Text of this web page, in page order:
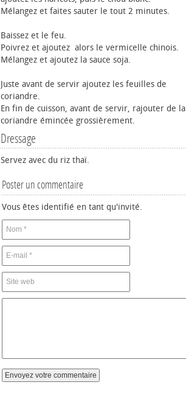
Mélangez et faites sauter le tout 2 minutes.
Baissez et le feu.
Poivrez et ajoutez alors le vermicelle chinois.
Mélangez et ajoutez la sauce soja.
Juste avant de servir ajoutez les feuilles de
coriandre.
En fin de cuisson, avant de servir, rajouter de la
coriandre émincée grossièrement.
Dressage
Servez avec du riz thaï.
Poster un commentaire
Vous êtes identifié en tant qu'invité.